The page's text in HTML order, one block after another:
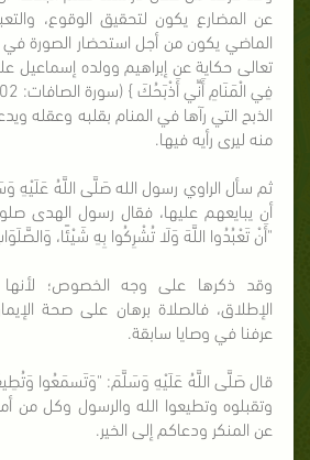
عن المضارع يكون لتحقيق الوقوع،
الماضي يكون من أجل استحضار الصورة
تعالى حكاية عن إبراهيم وولده إسماعيل
الذبح التي رآها في المنام بقلبه وعقله
منه ليرى رأيه فيها.
ثم سأل الراوي رسول الله صَلَّى اللَّهُ عَلَيْهِ
أن يبايعهم عليها، فقال رسول الهدى
"أَنْ تَعْبُدُوا اللَّهَ وَلَا تُشْرِكُوا بِهِ شَيْئًا،
وقد ذكرها على وجه الخصوص؛
الإطلاق، فالصلاة برهان على صحة
عرفنا في وصايا سابقة.
قال صَلَّى اللَّهُ عَلَيْهِ وَسَلَّمَ: "وَتَسمَعُوا
وتقبلوه وتطيعوا الله والرسول وكل من
عن المنكر ودعاكم إلى الخير.